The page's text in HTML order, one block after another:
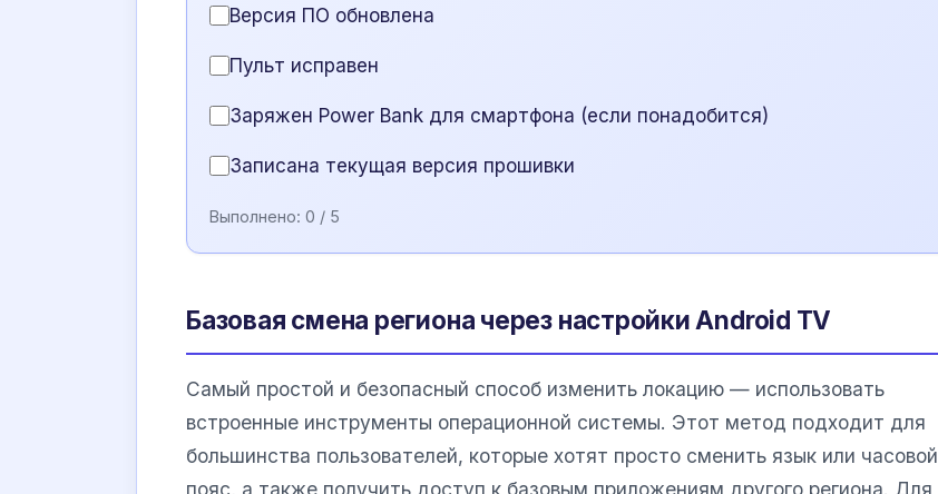
Версия ПО обновлена
Пульт исправен
Заряжен Power Bank для смартфона (если понадобится)
Записана текущая версия прошивки
Выполнено: 0 / 5
Базовая смена региона через настройки Android TV
Самый простой и безопасный способ изменить локацию — использовать
встроенные инструменты операционной системы. Этот метод подходит для
большинства пользователей, которые хотят просто сменить язык или часовой
пояс, а также получить доступ к базовым приложениям другого региона. Для